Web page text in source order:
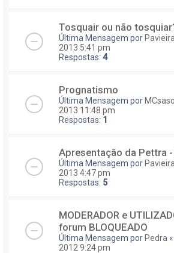
Tosquair ou não
Última Mensagem por Pavieira
2013 5:41 pm
Respostas: 4
Prognatismo
Última Mensagem por
2013 11:48 pm
Respostas: 1
Apresentação da Pettra
Última Mensagem por Pavieira
2013 4:47 pm
Respostas: 5
MODERADOR e
forum BLOQUEADO
Última Mensagem por Pedra «
2012 9:24 pm